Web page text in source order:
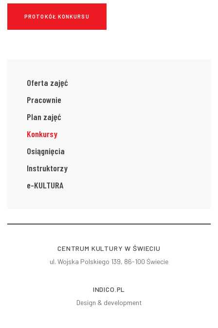
PROTOKÓŁ KONKURSU
Oferta zajęć
Pracownie
Plan zajęć
Konkursy
Osiągnięcia
Instruktorzy
e-KULTURA
CENTRUM KULTURY W ŚWIECIU
ul. Wojska Polskiego 139, 86-100 Świecie
INDICO.PL
Design & development